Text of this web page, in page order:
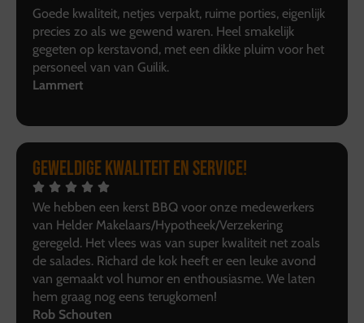
Goede kwaliteit, netjes verpakt, ruime porties, eigenlijk
precies zo als we gewend waren. Heel smakelijk
gegeten op kerstavond, met een dikke pluim voor het
personeel van van Guilik.
Lammert
Geweldige kwaliteit en service!
We hebben een kerst BBQ voor onze medewerkers
van Helder Makelaars/Hypotheek/Verzekering
geregeld. Het vlees was van super kwaliteit net zoals
de salades. Richard de kok heeft er een leuke avond
van gemaakt vol humor en enthousiasme. We laten
hem graag nog eens terugkomen!
Rob Schouten